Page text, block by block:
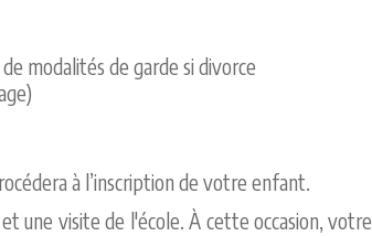
modalités de garde si divorce
à l’inscription de votre enfant.
une visite de l'école. À cette occasion, votre